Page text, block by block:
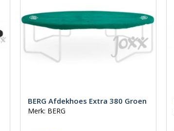
BERG Afdekhoes Extra 380 Groen
Merk: BERG